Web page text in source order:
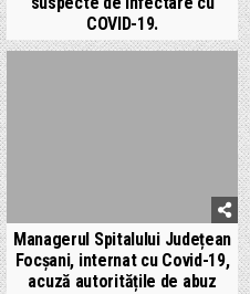
COVID-19.
Managerul Spitalului Județean
Focșani, internat cu Covid-19,
acuză autoritățile de abuz